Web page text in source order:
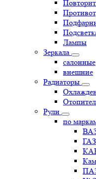
Лампы
Зеркала
салонные
внешние
Радиаторы
Рули
по
ГАЗ